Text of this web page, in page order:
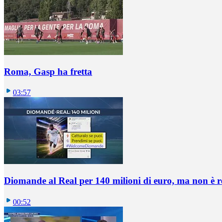
Roma, Gasp ha fretta
03:57
Diomande al Real per 140 milioni di euro, ma non è
00:52